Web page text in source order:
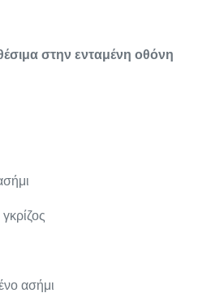
στην ενταμένη οθόνη
ασήμι